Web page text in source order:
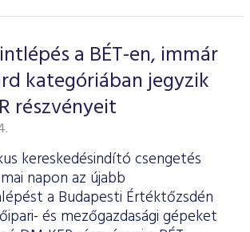
a BÉT-en, immár
kategóriában jegyzik
részvényeit
kereskedésindító csengetés
napon az újabb
a Budapesti Értéktőzsdén
és mezőgazdasági gépeket